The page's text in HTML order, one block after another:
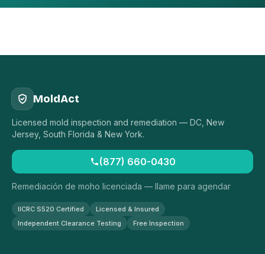
MoldAct
Licensed mold inspection and remediation — DC, New
Jersey, South Florida & New York.
(877) 660-0430
Remediación de moho licenciada — llame para agendar
IICRC S520 Certified
Licensed & Insured
Independent Clearance Testing
Free Inspection